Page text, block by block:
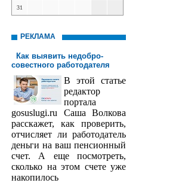
31
РЕКЛАМА
Как выявить недобро­
совестного работодателя
В этой статье
редактор
порта­ла
gosuslugi.ru Саша Волкова
расскажет, как проверить,
отчисляет ли работодатель
деньги на ваш пенсионный
счет. А еще посмотреть,
сколько на этом счете уже
накопилось